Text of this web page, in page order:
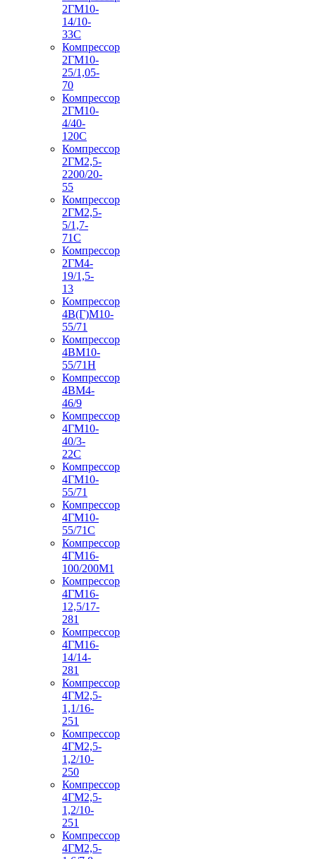
2ГМ10-
14/10-
33С
Компрессор
2ГМ10-
25/1,05-
70
Компрессор
2ГМ10-
4/40-
120С
Компрессор
2ГМ2,5-
2200/20-
55
Компрессор
2ГМ2,5-
5/1,7-
71С
Компрессор
2ГМ4-
19/1,5-
13
Компрессор
4В(Г)М10-
55/71
Компрессор
4ВМ10-
55/71Н
Компрессор
4ВМ4-
46/9
Компрессор
4ГМ10-
40/3-
22С
Компрессор
4ГМ10-
55/71
Компрессор
4ГМ10-
55/71С
Компрессор
4ГМ16-
100/200М1
Компрессор
4ГМ16-
12,5/17-
281
Компрессор
4ГМ16-
14/14-
281
Компрессор
4ГМ2,5-
1,1/16-
251
Компрессор
4ГМ2,5-
1,2/10-
250
Компрессор
4ГМ2,5-
1,2/10-
251
Компрессор
4ГМ2,5-